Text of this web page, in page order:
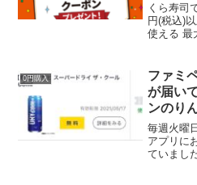
くら寿司
円(税込)
使える 最
800円。
0円購入
ファミ
が届い
ンのり
毎週火曜
アプリに
ていまし